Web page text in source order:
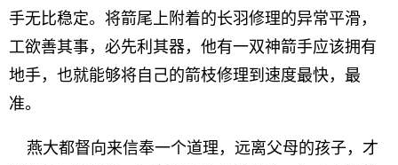
手无比稳定。将箭尾上附着的长羽修理的异常平滑，
工欲善其事，必先利其器，他有一双神箭手应该拥有
地手，也就能够将自己的箭枝修理到速度最快，最
准。
燕大都督向来信奉一个道理，远离父母的孩子，才